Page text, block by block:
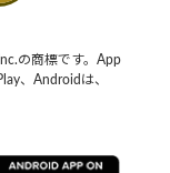
の商標です。App
、Androidは、